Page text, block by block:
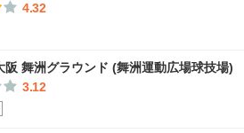
4.32
阪 舞洲グラウンド (舞洲運動広場球技場)
3.12